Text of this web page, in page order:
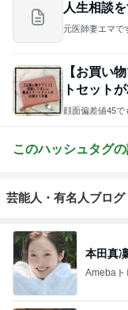
人生相談
元医師妻エマで
【お買い
トセット
顔面偏差値45で
このハッシュタグ
芸能人・有名人ブログ
本田真
Amebaト